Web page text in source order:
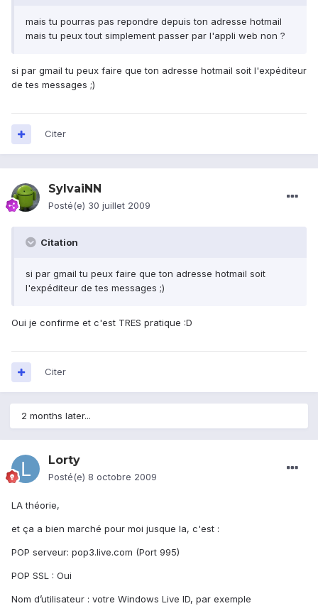
mais tu pourras pas repondre depuis ton adresse hotmail
mais tu peux tout simplement passer par l'appli web non ?
si par gmail tu peux faire que ton adresse hotmail soit l'expéditeur
de tes messages ;)
Citer
SylvaiNN
Posté(e) 30 juillet 2009
Citation
si par gmail tu peux faire que ton adresse hotmail soit
l'expéditeur de tes messages ;)
Oui je confirme et c'est TRES pratique :D
Citer
2 months later...
Lorty
Posté(e) 8 octobre 2009
LA théorie,
et ça a bien marché pour moi jusque la, c'est :
POP serveur: pop3.live.com (Port 995)
POP SSL : Oui
Nom d’utilisateur : votre Windows Live ID, par exemple